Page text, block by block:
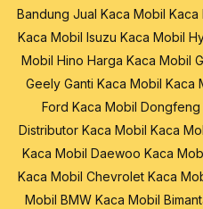
Bandung Jual Kaca Mobil Kaca
Kaca Mobil Isuzu Kaca Mobil
Mobil Hino Harga Kaca Mobil
Geely Ganti Kaca Mobil Kaca
Ford Kaca Mobil Dongfeng
Distributor Kaca Mobil Kaca
Kaca Mobil Daewoo Kaca
Kaca Mobil Chevrolet Kaca
Mobil BMW Kaca Mobil